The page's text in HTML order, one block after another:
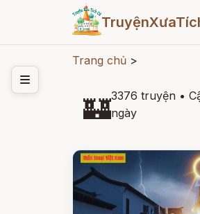
Trang chủ >
🏰3376 truyện •
ngày